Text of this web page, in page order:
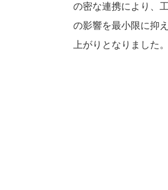
の密な連携により、
の影響を最小限に抑
上がりとなりました。